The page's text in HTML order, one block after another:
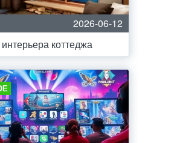
2026-06-12
коттеджа